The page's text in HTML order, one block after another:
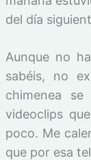
del día
Aunque no
sabéis, no
chimenea
videoclips
poco. Me
que por esa